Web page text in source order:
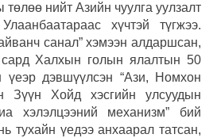
нийт Азийн чуулга уулзалт
хүчтэй түгжээ.
санал” хэмээн алдаршсан,
Халхын голын ялалтын 50
дэвшүүлсэн “Ази, Номхон
Зүүн Хойд хэсгийн улсуудын
хэлэлцээний механизм” бий
тухайн үедээ анхаарал татсан,